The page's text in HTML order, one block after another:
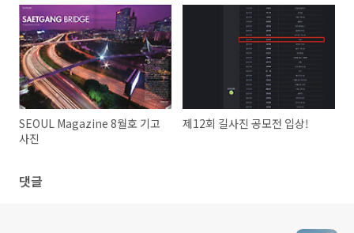
SEOUL Magazine 8월호 기고
사진
제12회 길사진 공모전 입상!
댓글